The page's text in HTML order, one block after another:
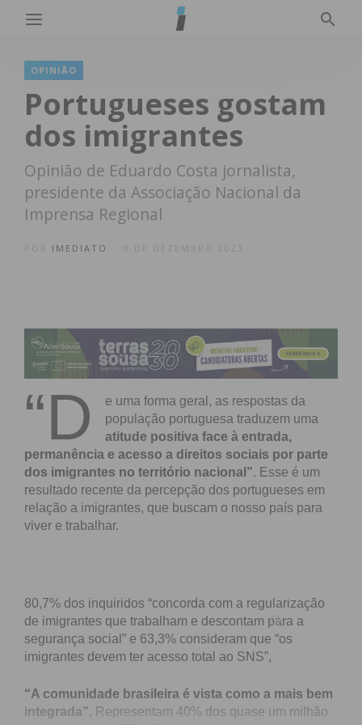
OPINIÃO
Portugueses gostam
dos imigrantes
Opinião de Eduardo Costa jornalista,
presidente da Associação Nacional da
Imprensa Regional
IMEDIATO
“D
e uma forma geral, as respostas da
população portuguesa traduzem uma
atitude positiva face à entrada,
permanência e acesso a direitos sociais por parte
dos imigrantes no território nacional”. Esse é um
resultado recente da percepção dos portugueses em
relação a imigrantes, que buscam o nosso país para
viver e trabalhar.
80,7% dos inquiridos “concorda com a regularização
de imigrantes que trabalham e descontam para a
segurança social” e 63,3% consideram que “os
imigrantes devem ter acesso total ao SNS”,
“A comunidade brasileira é vista como a mais bem
integrada”. Representam 40% dos quase um milhão